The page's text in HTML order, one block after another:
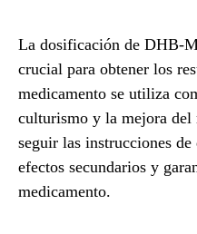
La dosificación de DHB-
crucial para obtener los
medicamento se utiliza
culturismo y la mejora
seguir las instrucciones
efectos secundarios y
medicamento.